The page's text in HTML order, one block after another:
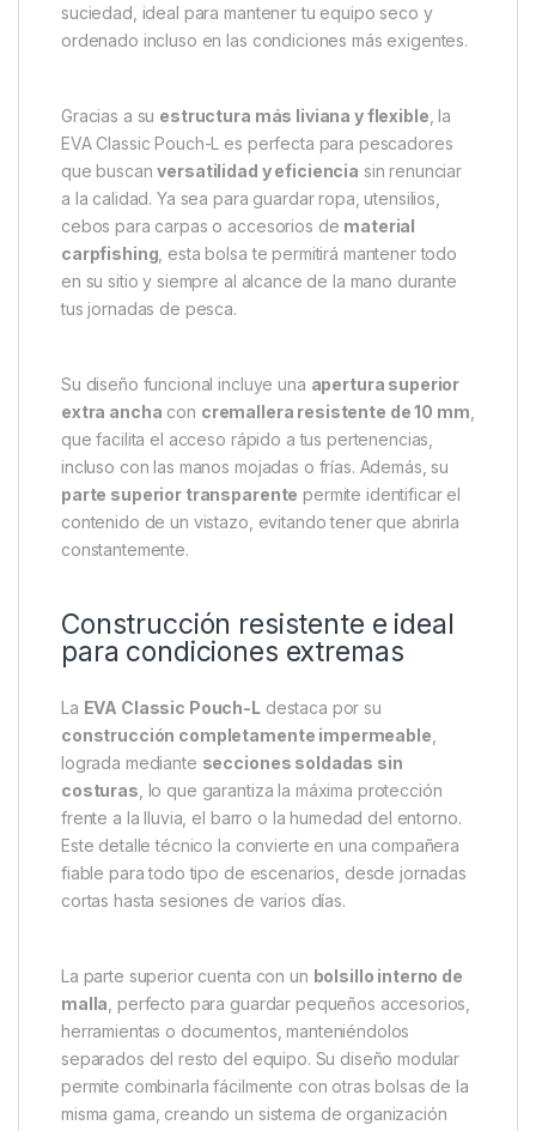
suciedad, ideal para mantener tu equipo seco y
ordenado incluso en las condiciones más exigentes.
Gracias a su estructura más liviana y flexible , la
EVA Classic Pouch-L es perfecta para pescadores
que buscanversatilidad y eficiencia sin renunciar
a la calidad. Ya sea para guardar ropa, utensilios,
cebos para carpas o accesorios de material
carpfishing , esta bolsa te permitirá mantener todo
en su sitio y siempre al alcance de la mano durante
tus jornadas de pesca.
Su diseño funcional incluye una apertura superior
extra ancha con cremallera resistente de 10 mm
que facilita el acceso rápido a tus pertenencias,
incluso con las manos mojadas o frías. Además, su
parte superior transparente permite identificar el
contenido de un vistazo, evitando tener que abrirla
constantemente.
Construcción resistente e ideal
para condiciones extremas
La EVA Classic Pouch-Ldestaca por su
construcción completamente impermeable
lograda mediante secciones soldadas sin
costuras , lo que garantiza la máxima protección
frente a la lluvia, el barro o la humedad del entorno.
Este detalle técnico la convierte en una compañera
fiable para todo tipo de escenarios, desde jornadas
cortas hasta sesiones de varios días.
La parte superior cuenta con un bolsillo interno de
malla , perfecto para guardar pequeños accesorios,
herramientas o documentos, manteniéndolos
separados del resto del equipo. Su diseño modular
permite combinarla fácilmente con otras bolsas de la
misma gama, creando un sistema de organización